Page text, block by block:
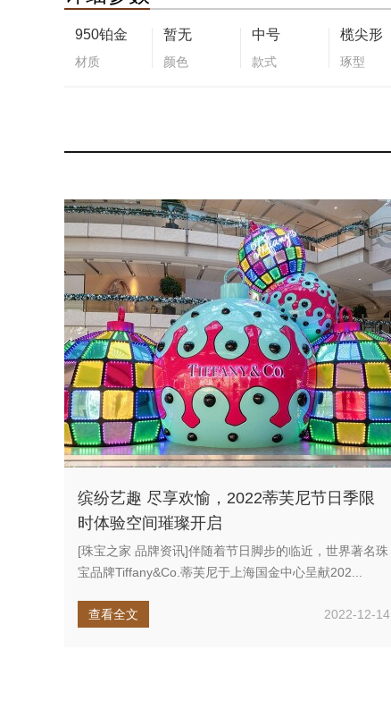
950铂金
材质
暂无
颜色
中号
款式
榄尖形
琢型
缤纷艺趣 尽享欢愉，2022蒂芙尼节日季限
时体验空间璀璨开启
[珠宝之家 品牌资讯]伴随着节日脚步的临近，世界著名珠
宝品牌Tiffany&Co.蒂芙尼于上海国金中心呈献202...
查看全文 2022-12-14